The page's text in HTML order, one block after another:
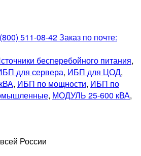
511-08-42Заказ по почте:
бесперебойного питания,
для сервера, ИБП для ЦОД,
, ИБП по мощности, ИБП по
, МОДУЛЬ 25-600 кВА,
России